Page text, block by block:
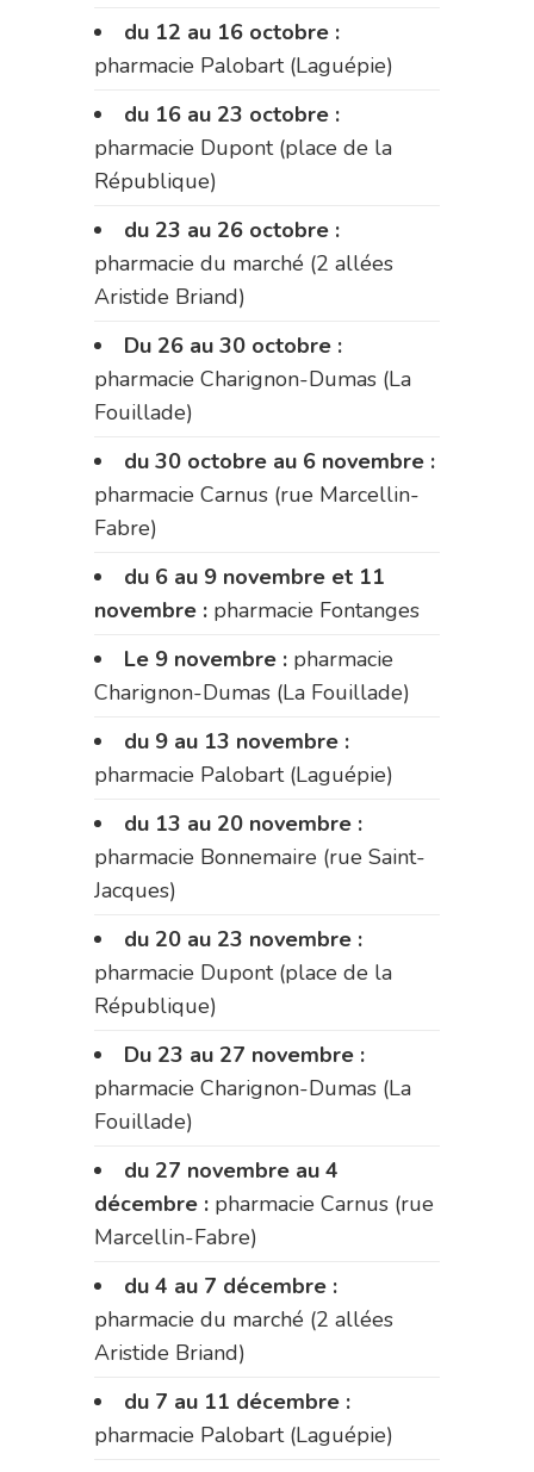
du 12 au 16 octobre :
pharmacie Palobart (Laguépie)
du 16 au 23 octobre :
pharmacie Dupont (place de la
République)
du 23 au 26 octobre :
pharmacie du marché (2 allées
Aristide Briand)
Du 26 au 30 octobre :
pharmacie Charignon-Dumas (La
Fouillade)
du 30 octobre au 6 novembre :
pharmacie Carnus (rue Marcellin-
Fabre)
du 6 au 9 novembre et 11
novembre : pharmacie Fontanges
Le 9 novembre : pharmacie
Charignon-Dumas (La Fouillade)
du 9 au 13 novembre :
pharmacie Palobart (Laguépie)
du 13 au 20 novembre :
pharmacie Bonnemaire (rue Saint-
Jacques)
du 20 au 23 novembre :
pharmacie Dupont (place de la
République)
Du 23 au 27 novembre :
pharmacie Charignon-Dumas (La
Fouillade)
du 27 novembre au 4
décembre : pharmacie Carnus (rue
Marcellin-Fabre)
du 4 au 7 décembre :
pharmacie du marché (2 allées
Aristide Briand)
du 7 au 11 décembre :
pharmacie Palobart (Laguépie)